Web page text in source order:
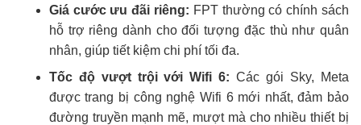
Giá cước ưu đãi riêng: FPT thường có chính sách
hỗ trợ riêng dành cho đối tượng đặc thù như quân
nhân, giúp tiết kiệm chi phí tối đa.
Tốc độ vượt trội với Wifi 6: Các gói Sky, Meta
được trang bị công nghệ Wifi 6 mới nhất, đảm bảo
đường truyền mạnh mẽ, mượt mà cho nhiều thiết bị